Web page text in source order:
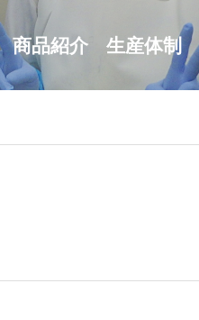
商品紹介 生産体制